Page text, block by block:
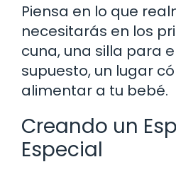
Piensa en lo que
necesitarás en los
cuna, una silla para
supuesto, un lugar
alimentar a tu bebé.
Creando un
Especial